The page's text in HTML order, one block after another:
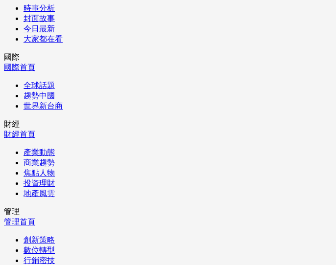
時事分析
封面故事
今日最新
大家都在看
國際
國際首頁
全球話題
趨勢中國
世界新台商
財經
財經首頁
產業動態
商業趨勢
焦點人物
投資理財
地產風雲
管理
管理首頁
創新策略
數位轉型
行銷密技